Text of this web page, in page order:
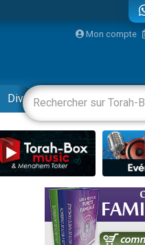
Mon compte
Divertissements Livres